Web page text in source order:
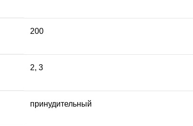
200
2, 3
принудительный